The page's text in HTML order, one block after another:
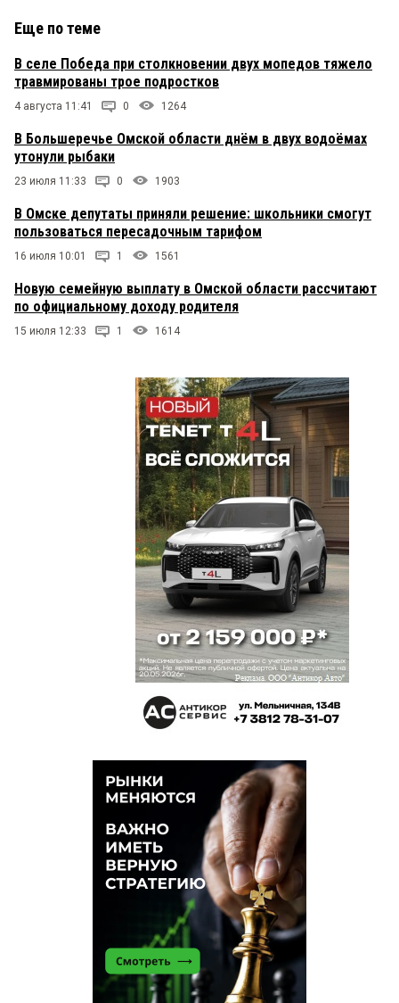
Еще по теме
В селе Победа при столкновении двух мопедов тяжело
травмированы трое подростков
4 августа 11:41 0 1264
В Большеречье Омской области днём в двух водоёмах
утонули рыбаки
23 июля 11:33 0 1903
В Омске депутаты приняли решение: школьники смогут
пользоваться пересадочным тарифом
16 июля 10:01 1 1561
Новую семейную выплату в Омской области рассчитают
по официальному доходу родителя
15 июля 12:33 1 1614